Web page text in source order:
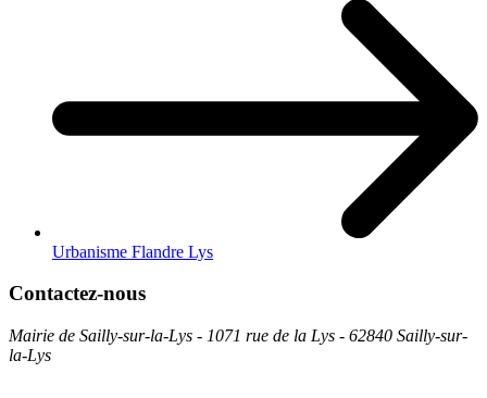
Urbanisme Flandre Lys
Contactez-nous
Mairie de Sailly-sur-la-Lys - 1071 rue de la Lys - 62840 Sailly-sur-
la-Lys